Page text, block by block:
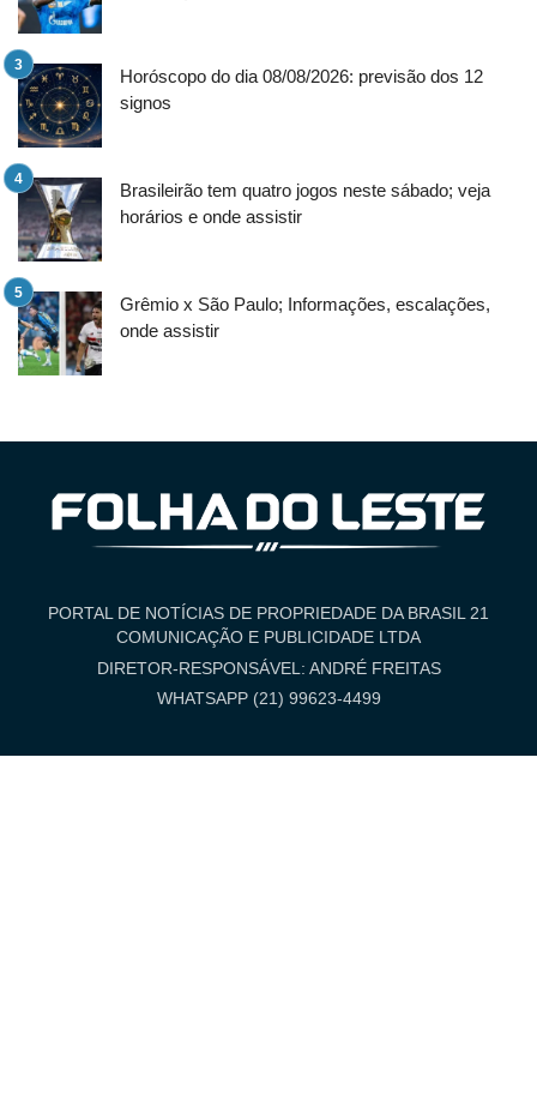
Horóscopo do dia 08/08/2026: previsão dos 12
signos
Brasileirão tem quatro jogos neste sábado; veja
horários e onde assistir
Grêmio x São Paulo; Informações, escalações,
onde assistir
PORTAL DE NOTÍCIAS DE PROPRIEDADE DA BRASIL 21
COMUNICAÇÃO E PUBLICIDADE LTDA
DIRETOR-RESPONSÁVEL: ANDRÉ FREITAS
WHATSAPP (21) 99623-4499